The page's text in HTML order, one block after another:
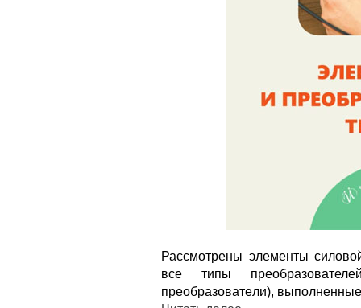
Рассмотрены элементы
все типы
пpeoбpaзoвaтeли),